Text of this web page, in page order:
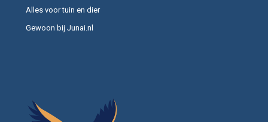
Alles voor tuin en dier
Gewoon bij Junai.nl